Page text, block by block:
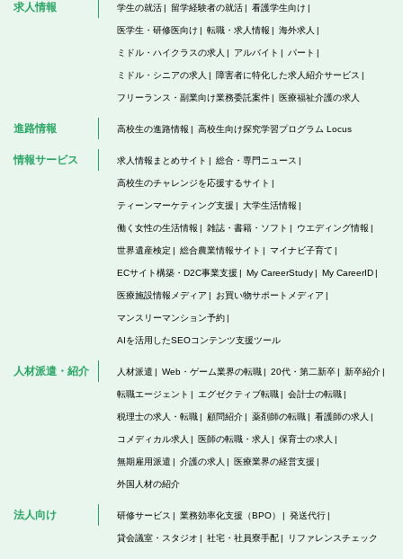
求人情報 学生の就活 留学経験者の就活 看護学生向け
医学生・研修医向け 転職・求人情報 海外求人
ミドル・ハイクラスの求人 アルバイト パート
ミドル・シニアの求人 障害者に特化した求人紹介サービス
フリーランス・副業向け業務委託案件 医療福祉介護の求人
進路情報 高校生の進路情報 高校生向け探究学習プログラム Locus
情報サービス 求人情報まとめサイト 総合・専門ニュース
高校生のチャレンジを応援するサイト
ティーンマーケティング支援 大学生活情報
働く女性の生活情報 雑誌・書籍・ソフト ウエディング情報
世界遺産検定 総合農業情報サイト マイナビ子育て
ECサイト構築・D2C事業支援 My CareerStudy My CareerID
医療施設情報メディア お買い物サポートメディア
マンスリーマンション予約
AIを活用したSEOコンテンツ支援ツール
人材派遣・紹介 人材派遣 Web・ゲーム業界の転職 20代・第二新卒 新卒紹介
転職エージェント エグゼクティブ転職 会計士の転職
税理士の求人・転職 顧問紹介 薬剤師の転職 看護師の求人
コメディカル求人 医師の転職・求人 保育士の求人
無期雇用派遣 介護の求人 医療業界の経営支援
外国人材の紹介
法人向け 研修サービス 業務効率化支援（BPO） 発送代行
貸会議室・スタジオ 社宅・社員寮手配 リファレンスチェック